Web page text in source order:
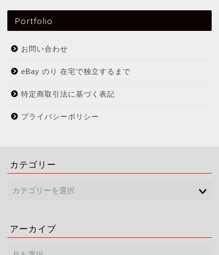
Portfolio
お問い合わせ
eBay のり 在宅で独立するまで
特定商取引法に基づく表記
プライバシーポリシー
カテゴリー
アーカイブ